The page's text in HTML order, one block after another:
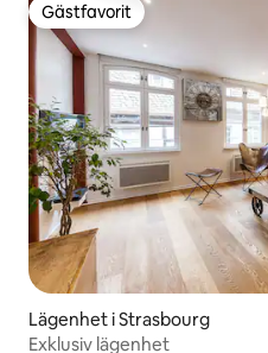
Gästfavorit
Gästfavorit
Lägenhet i Strasbourg
Exklusiv lägenhet